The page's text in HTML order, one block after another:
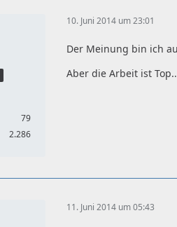
79
2.286
10. Juni 2014 um 23:01
Der Meinung bin ich
Aber die Arbeit ist
11. Juni 2014 um 05:43